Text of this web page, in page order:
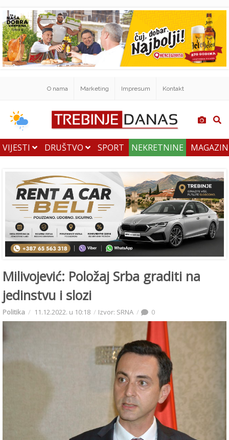
O nama Marketing Impresum Kontakt
VIJESTI DRUŠTVO SPORT NEKRETNINE
Milivojević: Položaj Srba graditi na
jedinstvu i slozi
Politika 11.12.2022. u 10:18 Izvor: SRNA 0